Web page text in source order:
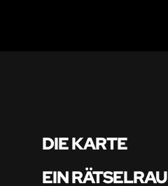
DIE KARTE
EIN